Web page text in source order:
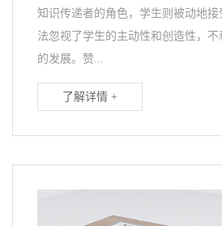
知识传递者的角色，学生则被动地
法忽视了学生的主动性和创造性，
的发展。赞...
了解详情 +